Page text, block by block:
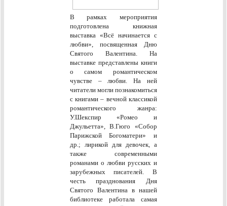
В рамках мероприятия
подготовлена книжная
выставка «Всё начинается с
любви», посвященная Дню
Святого Валентина. На
выставке представлены книги
о самом романтическом
чувстве – любви. На ней
читатели могли познакомиться
с книгами – вечной классикой
романтического жанра:
У.Шекспир «Ромео и
Джульетта», В.Гюго «Собор
Парижской Богоматери» и
др.; лирикой для девочек, а
также современными
романами о любви русских и
зарубежных писателей. В
честь празднования Дня
Святого Валентина в нашей
библиотеке работала самая